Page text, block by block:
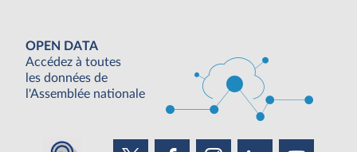
OPEN DATA
Accédez à toutes
les données de
l'Assemblée nationale